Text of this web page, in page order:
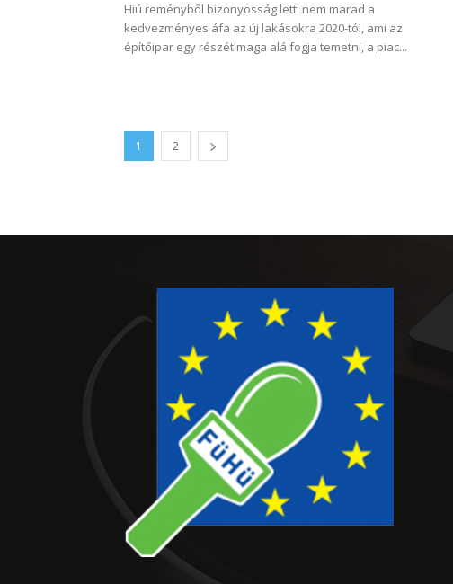
Hiú reményből bizonyosság lett: nem marad a
kedvezményes áfa az új lakásokra 2020-tól, ami az
építőipar egy részét maga alá fogja temetni, a piac...
1 2